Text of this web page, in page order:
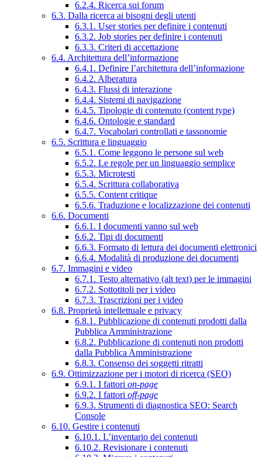
6.2.4. Ricerca sui forum
6.3. Dalla ricerca ai bisogni degli utenti
6.3.1. User stories per definire i contenuti
6.3.2. Job stories per definire i contenuti
6.3.3. Criteri di accettazione
6.4. Architettura dell’informazione
6.4.1. Definire l’architettura dell’informazione
6.4.2. Alberatura
6.4.3. Flussi di interazione
6.4.4. Sistemi di navigazione
6.4.5. Tipologie di contenuto (content type)
6.4.6. Ontologie e standard
6.4.7. Vocabolari controllati e tassonomie
6.5. Scrittura e linguaggio
6.5.1. Come leggono le persone sul web
6.5.2. Le regole per un linguaggio semplice
6.5.3. Microtesti
6.5.4. Scrittura collaborativa
6.5.5. Content critique
6.5.6. Traduzione e localizzazione dei contenuti
6.6. Documenti
6.6.1. I documenti vanno sul web
6.6.2. Tipi di documenti
6.6.3. Formato di lettura dei documenti elettronici
6.6.4. Modalità di produzione dei documenti
6.7. Immagini e video
6.7.1. Testo alternativo (alt text) per le immagini
6.7.2. Sottotitoli per i video
6.7.3. Trascrizioni per i video
6.8. Proprietà intellettuale e privacy
6.8.1. Pubblicazione di contenuti prodotti dalla
Pubblica Amministrazione
6.8.2. Pubblicazione di contenuti non prodotti
dalla Pubblica Amministrazione
6.8.3. Consenso dei soggetti ritratti
6.9. Ottimizzazione per i motori di ricerca (SEO)
6.9.1. I fattori on-page
6.9.2. I fattori off-page
6.9.3. Strumenti di diagnostica SEO: Search
Console
6.10. Gestire i contenuti
6.10.1. L’inventario dei contenuti
6.10.2. Revisionare i contenuti